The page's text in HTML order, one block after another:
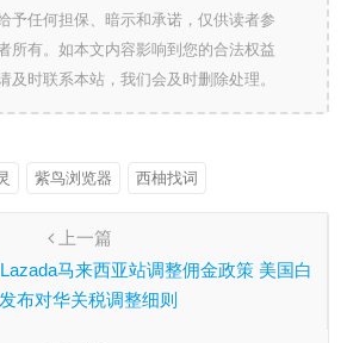
予任何担保、暗示和承诺，仅供读者参
所有。如本文内容影响到您的合法权益
及时联系本站，我们会及时删除处理。
紫鸟浏览器 西柚找词
上一篇
马来西亚站调整佣金政策 美国白
布对华关税调整细则